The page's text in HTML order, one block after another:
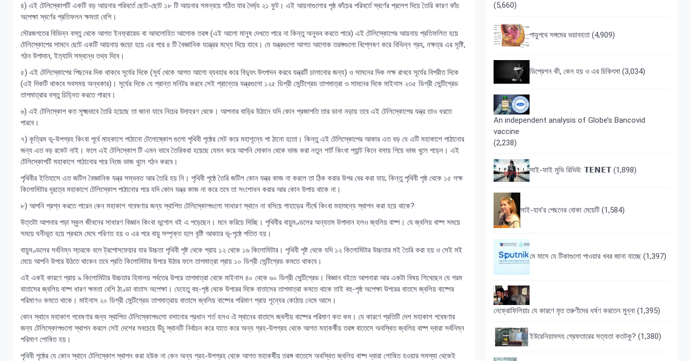
৪) এই টেলিস্কোপটি একটি বড় আয়নার পরিবর্তে ছোট-ছোট ১৮ টি আয়নার সমন্বয়ে গঠিত যার দৈর্ঘ্য ২১ ফুট। এই আয়নাগুলোর পৃষ্ঠ কাঁচের পরিবর্তে স্বর্ণের প্রলেপ দিয়ে তৈরি কারণ কাঁচ
অপেক্ষা স্বর্ণের প্রতিফলন ক্ষমতা বেশি।
সৌরজগতের বিভিন্ন বস্তু থেকে আগত ইনফ্রারেড বা আবলোহিত আলোক তরঙ্গ (এই আলো মানুষ দেখতে পারে না কিন্তু অনুভব করতে পারে) এই টেলিস্কোপের আয়নায় প্রতিফলিত হয়ে
টেলিস্কোপের সামনে ছোট একটি আয়নায় জড়ো হয়ে এর পরে ৪ টি বৈজ্ঞানিক যন্ত্রের মধ্যে দিয়ে যাবে। যে যন্ত্রগুলো আগত আলোক তরঙ্গগুলো বিশ্লেষণ করে বিভিন্ন গ্রহ, নক্ষত্র এর সৃষ্টি,
গঠন উপাদান, ইত্যাদি সম্বন্ধে তথ্য দিবে।
৫) এই টেলিস্কোপের পিছনের দিক থাকবে সূর্যের দিকে (সূর্য থেকে আগত আলো ব্যবহার করে বিদ্যুৎ উৎপাদন করবে যন্ত্রটি চালানোর জন্য) ও সামনের দিক লক্ষ রাখবে সূর্যের বিপরীত দিকে
(এই দিকটি থাকবে সবসময় অন্ধকার)। সূর্যের দিকে যে প্রান্ত মনিটর করবে সেই প্রান্তের যন্ত্রগুলো ১২৫ ডিগ্রী সেন্টিগ্রেড তাপমাত্রা ও সামনের দিকে মাইনাস ২৩৫ ডিগ্রী সেন্টিগ্রেড
তাপমাত্রার বস্তু চিহ্নিত করতে পারবে।
৬) এই টেলিস্কোপ কত সূক্ষ্মভাবে তৈরি হয়েছে তা জানা যাবে নিচের উদাহরণ থেকে। আপনার বাড়ির উঠানে যদি কোন প্রজাপতি তার ডানা নড়ায় তবে এই টেলিস্কোপের যন্ত্র তাও ধরতে
পারবে।
৭) কৃত্রিম ভূ-উপগ্রহ কিংবা পূর্বে মাহকাশে পাঠানো টেলোষ্কোপ গুলো পৃথিবী পৃষ্ঠের সেট করে মহাশূন্যে পা ঠানো হতো। কিন্তু এই টেলিস্কোপের আকার এত বড় যে এটি মহাকাশে পাঠানোর
জন্য এত বড় রকেট নাই। ফলে এই টেলিস্কোপ টি এমন ভাবে তৈরিকরা হয়েছে যেমন করে আপনি দোকান থেকে ভাজ করা নতুন শার্ট কিংবা প্যান্ট কিনে বসায় গিয়ে ভাজ খুলে পড়েন। এই
টেলিস্কোপটি মহাকাশে পাঠানোর পরে নিজে ভাজ খুলে গঠন করবে।
পৃথিবীর ইতিহাসে এত জটিল বৈজ্ঞানিক যন্ত্র সম্ভবত আর তৈরি হয় নি। পৃথিবী পৃষ্ঠে তৈরি জটিল কোন যন্ত্র কাজ না করলে তা ঠিক করার উপর বের করা যায়; কিন্তু পৃথিবী পৃষ্ঠ থেকে ১৫ লক্ষ
কিলোমিটার দূরত্বে মহাকাশে টেলিস্কোপ পাঠানোর পরে যদি কোন যন্ত্র কাজ না করে তবে তা সংশোধন করার আর কোন উপায় থাকে না।
৮) আপনি প্রশ্ন করতে পারেন কেন মহাকাশ গবেষণার জন্য স্থাপিত টেলিস্কোপগুলো সাধারণ স্থানে না বসিয়ে পাহাড়ের শীর্ষে কিংবা মহাশুন্যে স্থাপন করা হয়ে থাকে?
উত্তটা আপনার পড়া স্কুল জীবনের সাধারণ বিজ্ঞান কিংবা ভূগোল বই এ পড়েছেন। মনে করিয়ে দিচ্ছি। পৃথিবীর বায়ুমণ্ডলের অন্যতম উপাদান হলও জ্বলিয় বাষ্প। যে জ্বলিয় বাষ্প সময়ে
সময়ে ঘনীভূত হয়ে প্রথমে মেঘে পরিণত হয় ও এর পরে বায়ু সম্পৃক্ত হলে বৃষ্টি আকারে ভূ-পৃষ্ঠে পতিত হয়।
বায়ুমণ্ডলের সর্বনিম্ন স্তরকে বলে ট্রপোসফেয়ার যার উচ্চতা পৃথিবী পৃষ্ট থেকে প্রায় ১২ থেকে ১৬ কিলোমিটার। পৃথিবী পৃষ্ট থেকে যদি ১২ কিলোমিটার উচ্চতার মই তৈরি করা হয় ও সেই মই
মেয়ে আপনি উপরে উঠতে থাকেন তবে প্রতি কিলোমিটার উপরে উঠার ফলে তাপমাত্রা প্রায় ১০ ডিগ্রী সেন্টিগ্রেড কমতে থাকবে।
এই একই কারণে প্রায় ৯ কিলোমিটার উচ্চতার হিমালয় পর্বতের উপরে তাপমাত্রা থেকে মাইনাস ৪০ থেকে ৬০ ডিগ্রী সেন্টিগ্রেড। বিজ্ঞান বইতে আপনারা আর একটা বিষয় শিখেছেন যে গরম
বাতাসের জ্বলিয় বাষ্প ধারণ ক্ষমতা বেশি ঠাণ্ডা বাতাস অপেক্ষা। যেহেতু বহু-পৃষ্ঠ থেকে উপরের দিকে বাতাসের তাপমাত্রা কমতে থাকে তাই বহু-পৃষ্ঠ অপেক্ষা উপরের বাতসে জ্বলিয় বাষ্পের
পরিমাণও কমতে থাকে। মাইনাস ২০ ডিগ্রী সেন্টিগ্রেড তাপমাত্রায় বাতাসে জ্বলিয় বাষ্পের পরিমাণ প্রায় শূন্যের কোঠায় নেমে আসে।
কোন স্থানে মহাকাশ গবেষণার জন্য স্থাপিত টেলিস্কোপগুলো বসানোর প্রধান শর্ত হলও ঐ স্থানের বাতাসে জ্বলীয় বাষ্পের পরিমাণ কত কম। যে কারণে প্রতিটি দেশ মহাকাশ গবেষণার
জন্য টেলিস্কোপগুলো স্থাপন করলে সেই দেশের সবচেয়ে উঁচু স্থানটি নির্বাচন করে যাতে করে অন্য গ্রহ-উপগ্রহ থেকে আগত মহাকর্ষীয় তরঙ্গ বাতেসে অবস্থিত জ্বলিয় বাষ্প দ্বারা সর্বনিম্ন
পরিমাণ শোষিত হয়।
পৃথিবী পৃষ্ঠের যে কোন স্থানে টেলিস্কোপ স্থাপন করা হউক না কেন অন্য গ্রহ-উপগ্রহ থেকে আগত মহাকর্ষীয় তরঙ্গ বাতেসে অবস্থিত জ্বলিয় বাষ্প দ্বারা শোষিত হওয়ার সমস্যা থেকেই
(5,660)
পায়ুপথে সঙ্গমের ভয়াবহতা (4,909)
ডিপ্রেশন কী, কেন হয় ও এর চিকিৎসা (3,034)
An independent analysis of Globe’s Bancovid
vaccine
(2,238)
সাই-ফাই মুভি রিভিউ: 𝗧𝗘𝗡𝗘𝗧 (1,898)
সাই-হাব’র পেছনের বোকা মেয়েটি (1,584)
মে মাসে যে টিকাগুলো পাওয়ার খবর জানা যাচ্ছে (1,397)
নেক্রোফিলিয়াঃ যে কারণে মৃত তরুণীদের ধর্ষণ করতেন মুন্না (1,395)
ইউরেনিয়ামসহ গ্রেফতারের সত্যতা কতটকু? (1,380)